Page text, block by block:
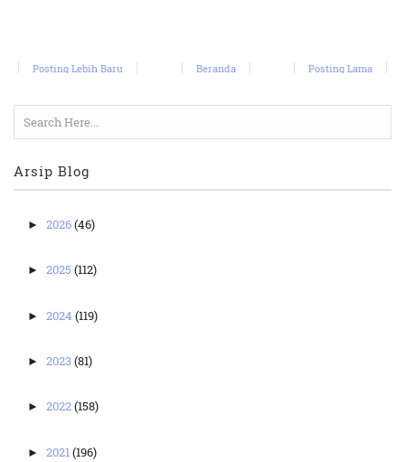
Posting Lebih Baru Posting Lama
Beranda
Arsip Blog
► 2026(46)
► 2025 (112)
► 2024 (119)
► 2023(81)
► 2022(158)
► 2021 (196)